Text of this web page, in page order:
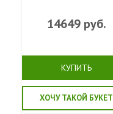
14649руб.
КУПИТЬ
ХОЧУ ТАКОЙ БУКЕТ